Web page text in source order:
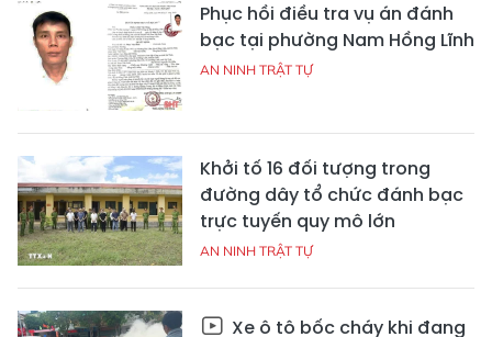
Phục hồi điều tra vụ án đánh
bạc tại phường Nam Hồng Lĩnh
AN NINH TRẬT TỰ
Khởi tố 16 đối tượng trong
đường dây tổ chức đánh bạc
trực tuyến quy mô lớn
AN NINH TRẬT TỰ
Xe ô tô bốc cháy khi đang